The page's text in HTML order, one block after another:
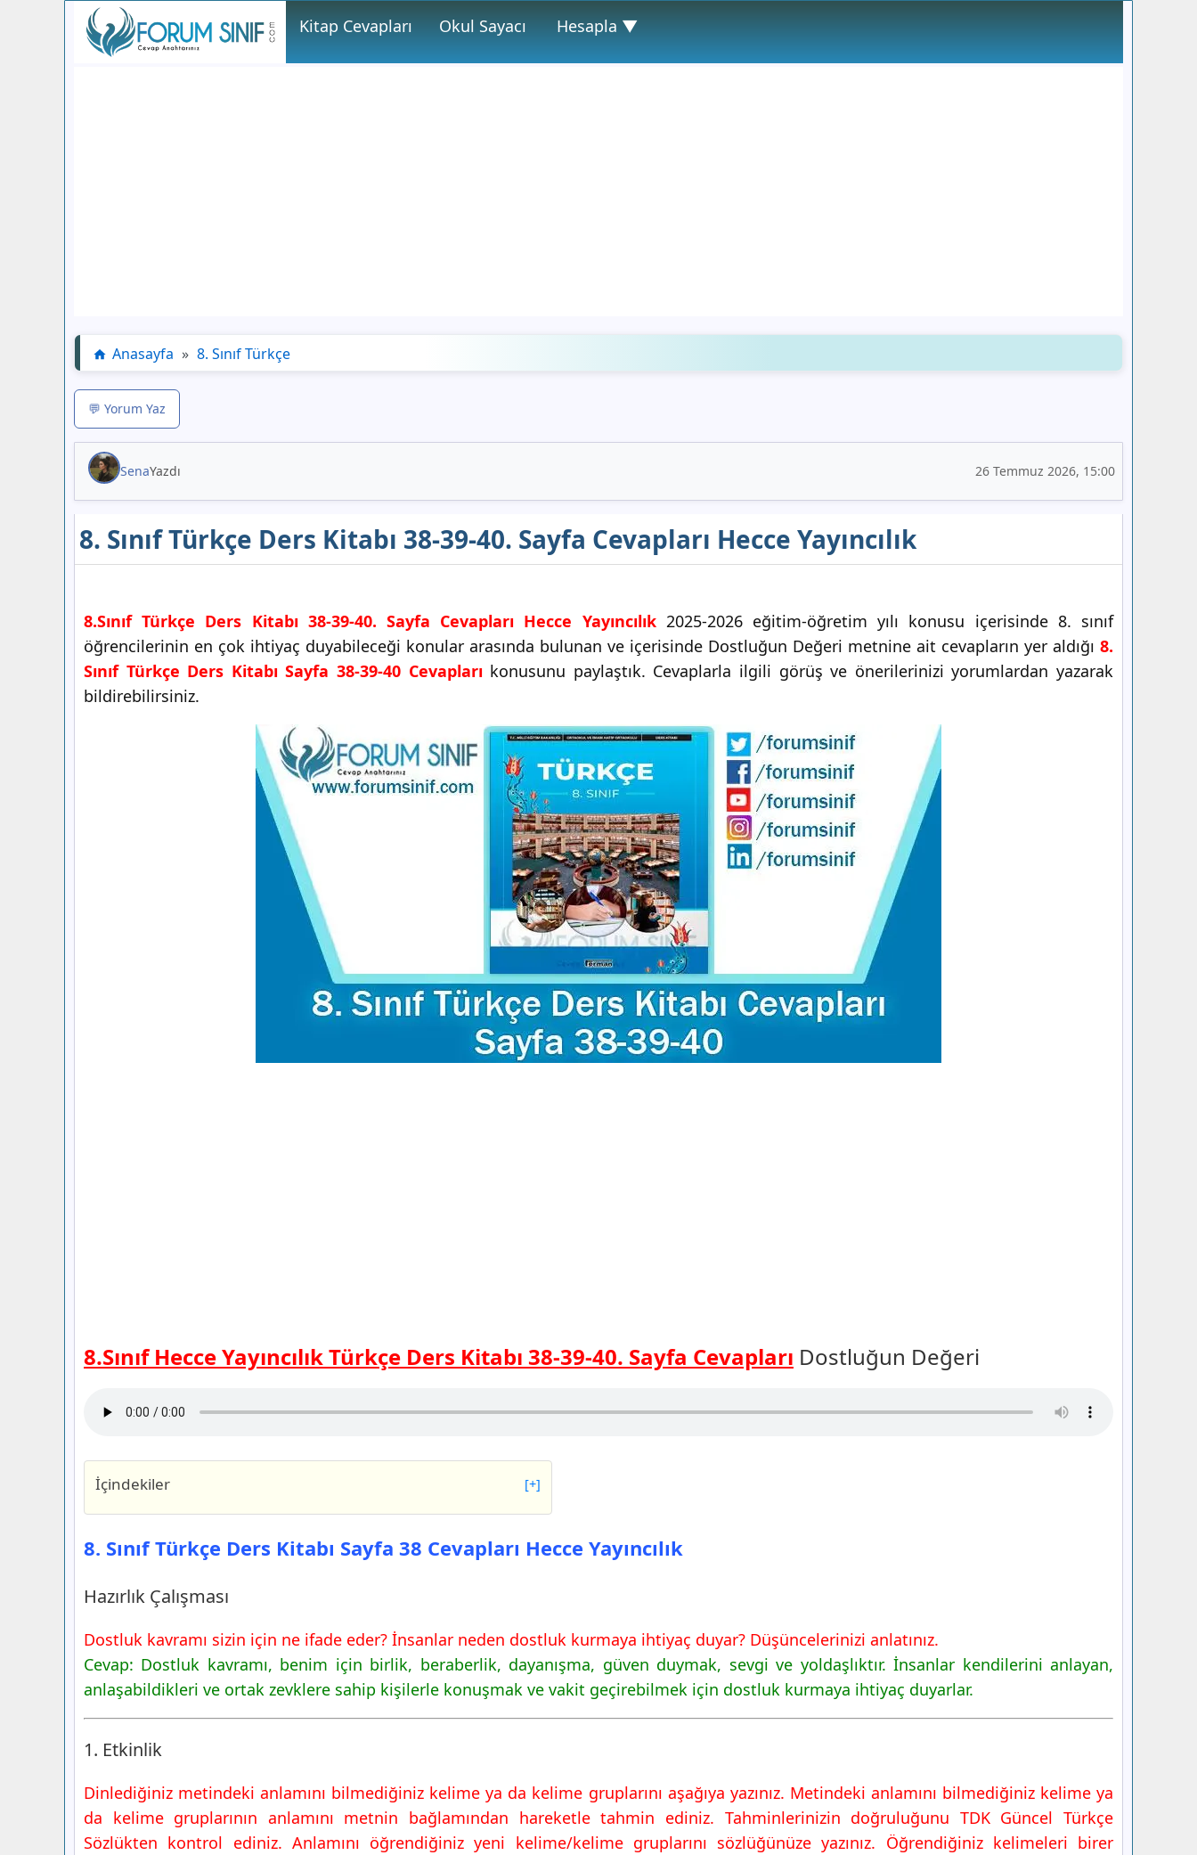
Kitap Cevapları Okul Sayacı Hesapla ▼
Anasayfa » 8. Sınıf Türkçe
💬 Yorum Yaz
SenaYazdı 26 Temmuz 2026, 15:00
8. Sınıf Türkçe Ders Kitabı 38-39-40. Sayfa Cevapları Hecce Yayıncılık
8.Sınıf Türkçe Ders Kitabı 38-39-40. Sayfa Cevapları Hecce Yayıncılık2025-2026 eğitim-öğretim yılı konusu içerisinde 8. sınıf
öğrencilerinin en çok ihtiyaç duyabileceği konular arasında bulunan ve içerisinde Dostluğun Değeri metnine ait cevapların yer aldığı 8.
Sınıf Türkçe Ders Kitabı Sayfa 38-39-40 Cevaplarıkonusunu paylaştık. Cevaplarla ilgili görüş ve önerilerinizi yorumlardan yazarak
bildirebilirsiniz.
8.Sınıf Hecce Yayıncılık Türkçe Ders Kitabı 38-39-40. Sayfa Cevapları Dostluğun Değeri
İçindekiler [+]
8. Sınıf Türkçe Ders Kitabı Sayfa 38 Cevapları Hecce
Yayıncılık
Hazırlık Çalışması
1. Etkinlik
8. Sınıf Türkçe Ders Kitabı Sayfa 39 Cevapları Hecce
Yayıncılık
2. Etkinlik
3. Etkinlik
Yayıncılık
6. Etkinlik
7. Etkinlik
8. Sınıf Türkçe Ders Kitabı Sayfa 38 Cevapları Hecce Yayıncılık
Hazırlık Çalışması
Dostluk kavramı sizin için ne ifade eder? İnsanlar neden dostluk kurmaya ihtiyaç duyar? Düşüncelerinizi anlatınız.
Cevap: Dostluk kavramı, benim için birlik, beraberlik, dayanışma, güven duymak, sevgi ve yoldaşlıktır. İnsanlar kendilerini anlayan,
anlaşabildikleri ve ortak zevklere sahip kişilerle konuşmak ve vakit geçirebilmek için dostluk kurmaya ihtiyaç duyarlar.
1. Etkinlik
Dinlediğiniz metindeki anlamını bilmediğiniz kelime ya da kelime gruplarını aşağıya yazınız. Metindeki anlamını bilmediğiniz kelime ya
da kelime gruplarının anlamını metnin bağlamından hareketle tahmin ediniz. Tahminlerinizin doğruluğunu TDK Güncel Türkçe
Sözlükten kontrol ediniz. Anlamını öğrendiğiniz yeni kelime/kelime gruplarını sözlüğünüze yazınız. Öğrendiğiniz kelimeleri birer